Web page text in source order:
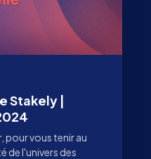
Stakely |
pour vous tenir au
de l'univers des